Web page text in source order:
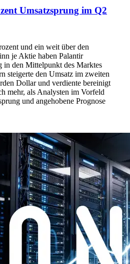
Umsatzsprung im Q2
und ein weit über den
je Aktie haben Palantir
in den Mittelpunkt des Marktes
steigerte den Umsatz im zweiten
Dollar und verdiente bereinigt
mehr, als Analysten im Vorfeld
und angehobene Prognose